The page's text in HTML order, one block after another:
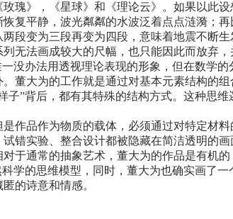
瑰》，《星球》和《理论云》。如果以此
复平静，波光粼粼的水波泛着点点涟漪；
段变为三段再变为四段，意味着地震不断
无法画成较大的尺幅，也只能因此而放弃，
没办法用透视理论表现的形象，但在数学
董大为的工作就是通过对基本元素结构的
子”背后，都有其特殊的结构方式。这种思
作品作为物质的载体，必须通过对特定材
错实验、整合设计都被隐藏在简洁透明的
于通常的抽象艺术，董大为的作品是有机
学的思维模型，同时，董大为也确实画了
的诗意和情感。